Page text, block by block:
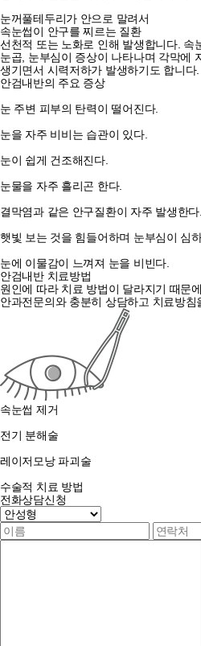
눈꺼풀테두리가 안으로 말려서
속눈썹이 안구를 찌르는 질환
선천적 또는 노화로 인해 발생합니다. 속
눈곱, 눈부심이 증상이 나타나며 각막에
생기면서 시력저하가 발생하기도 합니다.
안검내반의 주요 증상
눈 주변 피부의 탄력이 떨어진다.
눈을 자주 비비는 습관이 있다.
눈이 쉽게 건조해진다.
눈물을 자주 흘리곤 한다.
결막염과 같은 안구질환이 자주 발생한다.
햇빛 보는 것을 힘들어하며 눈부심이 심
눈에 이물감이 느껴져 눈을 비빈다.
안검내반 치료방법
원인에 따라 치료 방법이 달라지기 때문
안과전문의와 충분히 상담하고 치료방침
속눈썹 제거
전기 분해술
레이저모낭 파괴술
수술적 치료 방법
전화상담신청